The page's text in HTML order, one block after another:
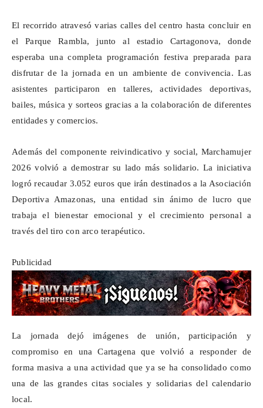
El recorrido atravesó varias calles del centro hasta concluir en
el Parque Rambla, junto al estadio Cartagonova, donde
esperaba una completa programación festiva preparada para
disfrutar de la jornada en un ambiente de convivencia. Las
asistentes participaron en talleres, actividades deportivas,
bailes, música y sorteos gracias a la colaboración de diferentes
entidades y comercios.
Además del componente reivindicativo y social, Marchamujer
2026 volvió a demostrar su lado más solidario. La iniciativa
logró recaudar 3.052 euros que irán destinados a la Asociación
Deportiva Amazonas, una entidad sin ánimo de lucro que
trabaja el bienestar emocional y el crecimiento personal a
través del tiro con arco terapéutico.
Publicidad
La jornada dejó imágenes de unión, participación y
compromiso en una Cartagena que volvió a responder de
forma masiva a una actividad que ya se ha consolidado como
una de las grandes citas sociales y solidarias del calendario
local.